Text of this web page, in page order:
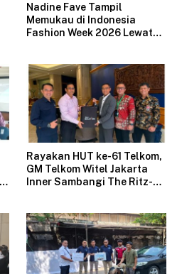
Nadine Fave Tampil
Memukau di Indonesia
Fashion Week 2026 Lewat
Rayakan HUT ke-61 Telkom,
GM Telkom Witel Jakarta
Inner Sambangi The Ritz-
Industri Hospitality